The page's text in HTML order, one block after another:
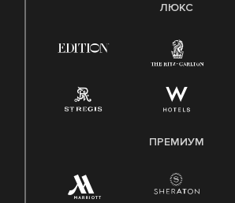
ЛЮКС
ПРЕМИУМ